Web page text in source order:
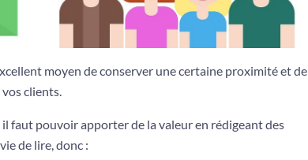
moyen de conserver une certaine proximité et de
clients.
faut pouvoir apporter de la valeur en rédigeant des
de lire, donc :